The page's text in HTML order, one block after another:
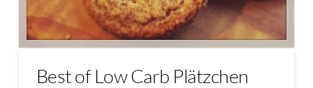
Best of Low Carb Plätzchen